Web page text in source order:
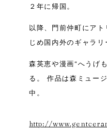
２年に帰国。
以降、門前仲町にア
じめ国内外のギャラリ
森英恵や漫画“へうげ
る。 作品は森ミュー
中。​
http://